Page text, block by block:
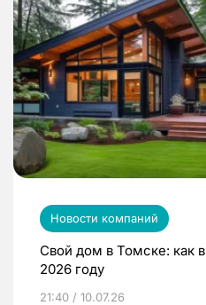
Новости компаний
Свой дом в Томске: как
2026 году
21:40 / 10.07.26